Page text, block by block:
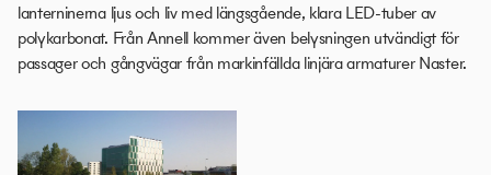
lanterninerna ljus och liv med längsgående, klara LED-tuber av
polykarbonat. Från Annell kommer även belysningen utvändigt för
passager och gångvägar från markinfällda linjära armaturer Naster.